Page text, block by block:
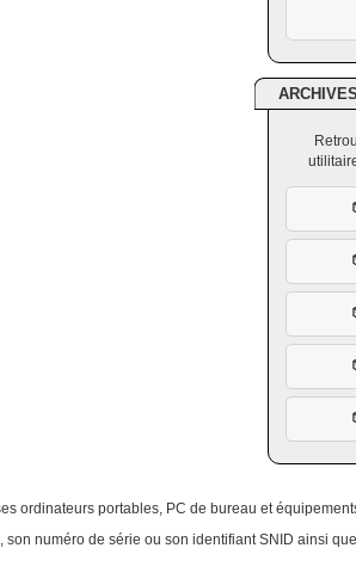
ordinateurs portables, PC de bureau et
numéro de série ou son identifiant SNID ainsi